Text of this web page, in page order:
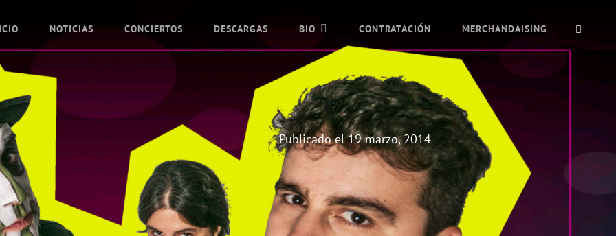
NOTICIAS CONCIERTOS DESCARGAS BIO CONTRATACIÓN MERCHANDAISING
Publicado el19 marzo, 2014